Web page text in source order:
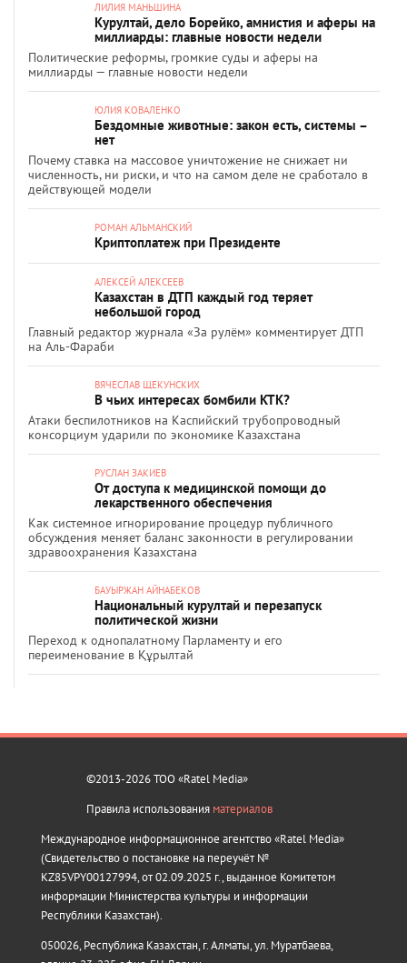
ЛИЛИЯ МАНЬШИНА
Курултай, дело Борейко, амнистия и аферы на
миллиарды: главные новости недели
Политические реформы, громкие суды и аферы на
миллиарды — главные новости недели
ЮЛИЯ КОВАЛЕНКО
Бездомные животные: закон есть, системы –
нет
Почему ставка на массовое уничтожение не снижает ни
численность, ни риски, и что на самом деле не сработало в
действующей модели
РОМАН АЛЬМАНСКИЙ
Криптоплатеж при Президенте
АЛЕКСЕЙ АЛЕКСЕЕВ
Казахстан в ДТП каждый год теряет
небольшой город
Главный редактор журнала «За рулём» комментирует ДТП
на Аль-Фараби
ВЯЧЕСЛАВ ЩЕКУНСКИХ
В чьих интересах бомбили КТК?
Атаки беспилотников на Каспийский трубопроводный
консорциум ударили по экономике Казахстана
РУСЛАН ЗАКИЕВ
От доступа к медицинской помощи до
лекарственного обеспечения
Как системное игнорирование процедур публичного
обсуждения меняет баланс законности в регулировании
здравоохранения Казахстана
БАУЫРЖАН АЙНАБЕКОВ
Национальный курултай и перезапуск
политической жизни
Переход к однопалатному Парламенту и его
переименование в Құрылтай
©2013-2026 ТОО «Ratel Media»
Правила использования материалов
Международное информационное агентство «Ratel Media»
(Свидетельство о постановке на переучёт №
KZ85VPY00127994, от 02.09.2025 г., выданное Комитетом
информации Министерства культуры и информации
Республики Казахстан).
050026, Республика Казахстан, г. Алматы, ул. Муратбаева,